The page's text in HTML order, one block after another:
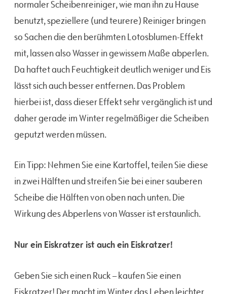
normaler Scheibenreiniger, wie man ihn zu Hause
benutzt, speziellere (und teurere) Reiniger bringen
so Sachen die den berühmten Lotosblumen-Effekt
mit, lassen also Wasser in gewissem Maße abperlen.
Da haftet auch Feuchtigkeit deutlich weniger und Eis
lässt sich auch besser entfernen. Das Problem
hierbei ist, dass dieser Effekt sehr vergänglich ist und
daher gerade im Winter regelmäßiger die Scheiben
geputzt werden müssen.
Ein Tipp: Nehmen Sie eine Kartoffel, teilen Sie diese
in zwei Hälften und streifen Sie bei einer sauberen
Scheibe die Hälften von oben nach unten. Die
Wirkung des Abperlens von Wasser ist erstaunlich.
Nur ein Eiskratzer ist auch ein Eiskratzer!
Geben Sie sich einen Ruck – kaufen Sie einen